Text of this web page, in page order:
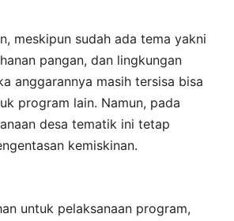
meskipun sudah ada tema yakni
pangan, dan lingkungan
anggarannya masih tersisa bisa
program lain. Namun, pada
desa tematik ini tetap
kemiskinan.
untuk pelaksanaan program,